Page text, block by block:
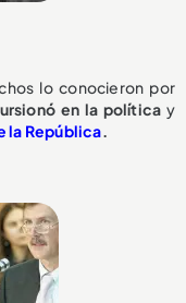
lo conocieron por
en la política y
la República.